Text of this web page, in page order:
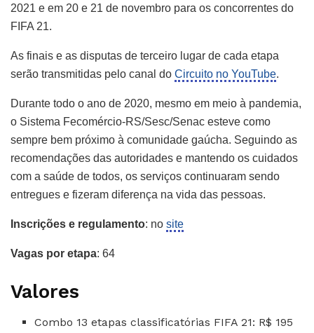
2021 e em 20 e 21 de novembro para os concorrentes do
FIFA 21.
As finais e as disputas de terceiro lugar de cada etapa
serão transmitidas pelo canal do Circuito no YouTube.
Durante todo o ano de 2020, mesmo em meio à pandemia,
o Sistema Fecomércio-RS/Sesc/Senac esteve como
sempre bem próximo à comunidade gaúcha. Seguindo as
recomendações das autoridades e mantendo os cuidados
com a saúde de todos, os serviços continuaram sendo
entregues e fizeram diferença na vida das pessoas.
Inscrições e regulamento: no site
Vagas por etapa: 64
Valores
Combo 13 etapas classificatórias FIFA 21: R$ 195